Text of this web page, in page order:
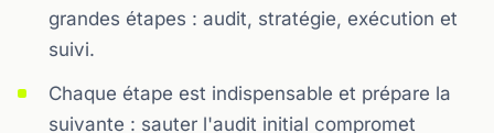
grandes étapes : audit, stratégie, exécution et
suivi.
Chaque étape est indispensable et prépare la
suivante : sauter l'audit initial compromet